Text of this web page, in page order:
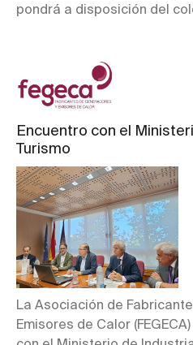
pondrá a disposición del
Encuentro con el
Turismo
La Asociación de
Emisores de Calor